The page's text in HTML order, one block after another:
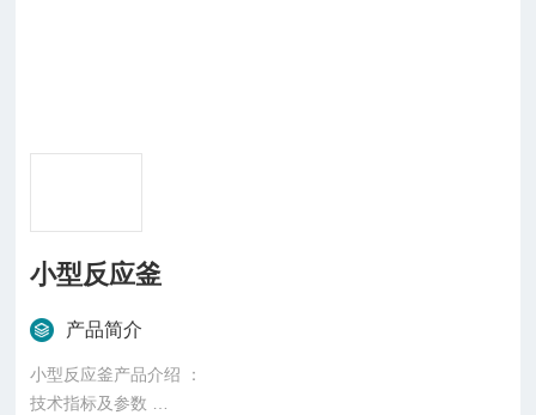
小型反应釜
产品简介
小型反应釜产品介绍 ：
技术指标及参数